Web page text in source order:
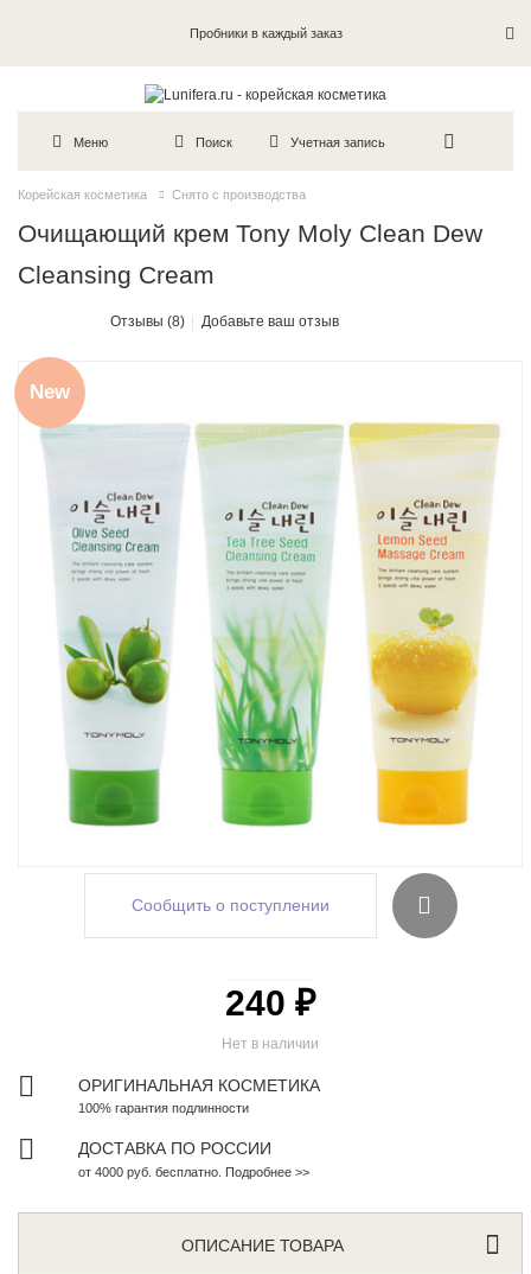
Пробники в каждый заказ
Меню Поиск Учетная запись
Корейская косметика Снято с производства
Очищающий крем Tony Moly Clean Dew
Cleansing Cream
Отзывы (8) Добавьте ваш отзыв
New
Сообщить о поступлении
Нет в наличии
240 ₽
ОРИГИНАЛЬНАЯ КОСМЕТИКА
100% гарантия подлинности
ДОСТАВКА ПО РОССИИ
от 4000 руб. бесплатно. Подробнее >>
ОПИСАНИЕ ТОВАРА